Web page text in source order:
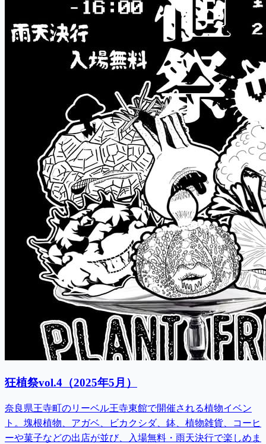
狂植祭vol.4（2025年5月）
奈良県王寺町のリーベル王寺東館で開催される植物イベン
ト。塊根植物、アガベ、ビカクシダ、鉢、植物雑貨、コーヒ
ーや菓子などの出店が並び、入場無料・雨天決行で楽しめま